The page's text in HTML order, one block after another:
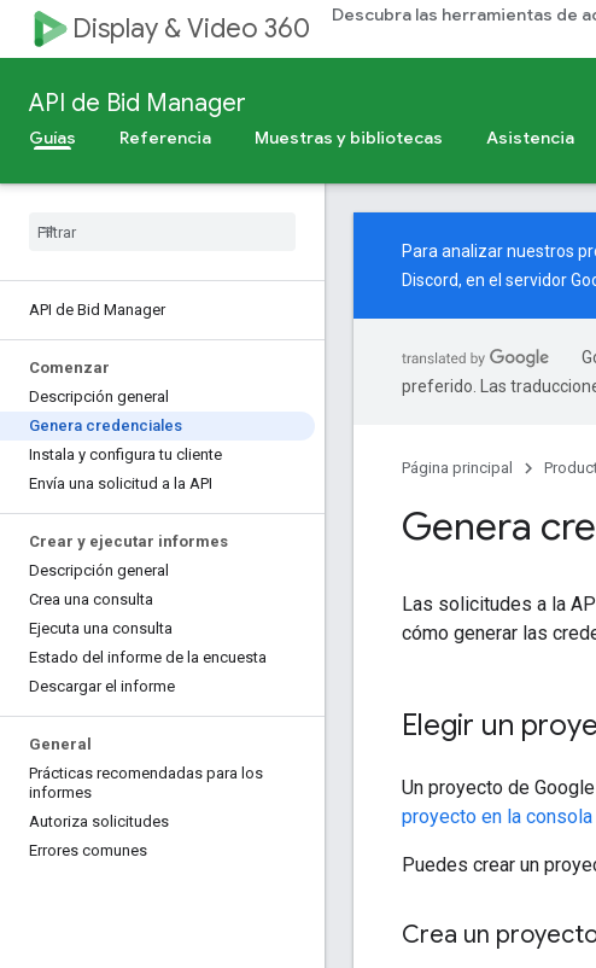
Display & Video 360 Descubra las herramientas de
API de Bid Manager
Guías Referencia Muestras y bibliotecas Asistencia
API de Bid Manager
Comenzar
Descripción general
Genera credenciales
Instala y configura tu cliente
Envía una solicitud a la API
Crear y ejecutar informes
Descripción general
Crea una consulta
Ejecuta una consulta
Estado del informe de la encuesta
Descargar el informe
General
Prácticas recomendadas para los
informes
Autoriza solicitudes
Errores comunes
Para analizar nuestros
Discord, en el servidor
preferido. Las
Página principal
Genera
Las solicitudes a la
cómo generar las
Elegir un
Un proyecto de
proyecto en la
Puedes crear un
Crea un